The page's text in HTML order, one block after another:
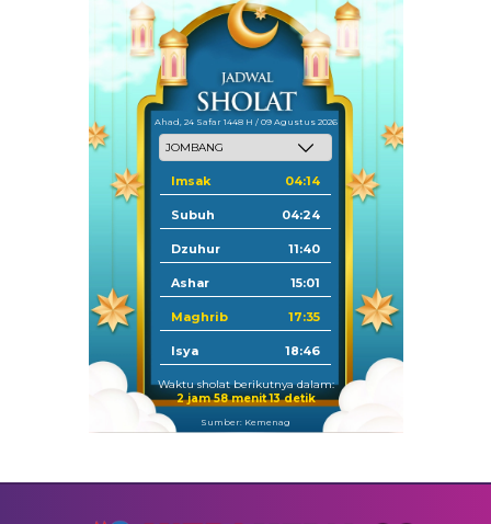
Ahad, 24 Safar 1448 H / 09 Agustus 2026
Imsak 04:14
Subuh 04:24
Dzuhur 11:40
Ashar 15:01
Maghrib 17:35
Isya 18:46
Waktu sholat berikutnya dalam:
2 jam 58 menit 12 detik
Sumber: Kemenag